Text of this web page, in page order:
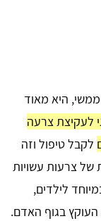
היא מאוד
לעקיצת צרעה
לקבל טיפול וזה
של צרעות עשויות
לילדים,
בגוף האדם.